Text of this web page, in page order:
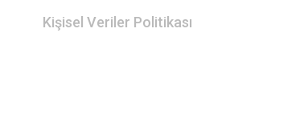
Kişisel Veriler Politikası